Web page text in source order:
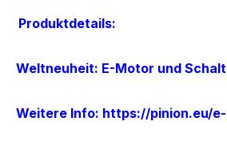
Produktdetails:
Weltneuheit: E-Motor und
Weitere Info: https://pinion.eu/